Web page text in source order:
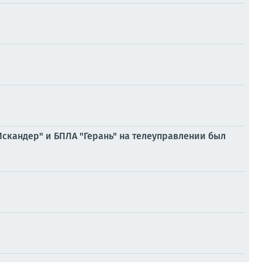
и БПЛА "Герань" на телеуправлении был